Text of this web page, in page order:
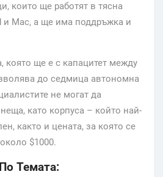
които ще работят в тясна
и Mac, а ще има поддръжка и
която ще е с капацитет между
до седмица автономна
не могат да
като корпуса – който най-
както и цената, за която се
$1000.
Темата: